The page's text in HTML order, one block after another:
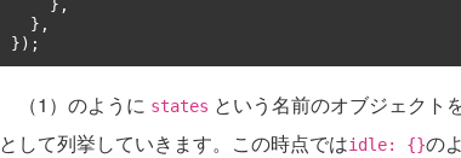
},
},
});
（1）のように states という名前のオブジェクト
として列挙していきます。この時点ではidle: {}の